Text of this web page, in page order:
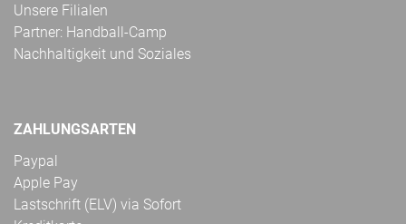
Unsere Filialen
Partner: Handball-Camp
Nachhaltigkeit und Soziales
ZAHLUNGSARTEN
Paypal
Apple Pay
Lastschrift (ELV) via Sofort